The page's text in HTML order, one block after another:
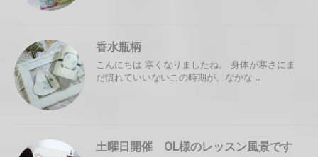
香水瓶柄
こんにちは 寒くなりましたね。 身体が寒さにま
だ慣れていいないこの時期が、なかな ...
土曜日開催 OL様のレッスン風景です